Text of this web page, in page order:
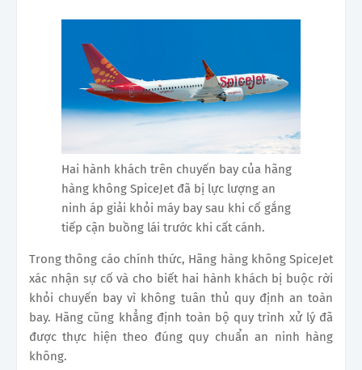
Hai hành khách trên chuyến bay của hãng
hàng không SpiceJet đã bị lực lượng an
ninh áp giải khỏi máy bay sau khi cố gắng
tiếp cận buồng lái trước khi cất cánh.
Trong thông cáo chính thức, Hãng hàng không SpiceJet
xác nhận sự cố và cho biết hai hành khách bị buộc rời
khỏi chuyến bay vì không tuân thủ quy định an toàn
bay. Hãng cũng khẳng định toàn bộ quy trình xử lý đã
được thực hiện theo đúng quy chuẩn an ninh hàng
không.